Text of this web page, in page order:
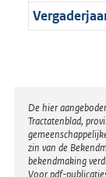
De hier
Tractatenblad,
zin van de
bekendmaking